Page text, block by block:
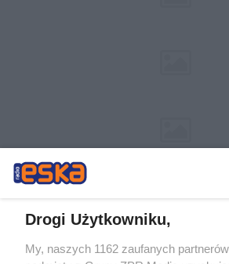
Drogi Użytkowniku,
My, naszych 1162 zaufanych